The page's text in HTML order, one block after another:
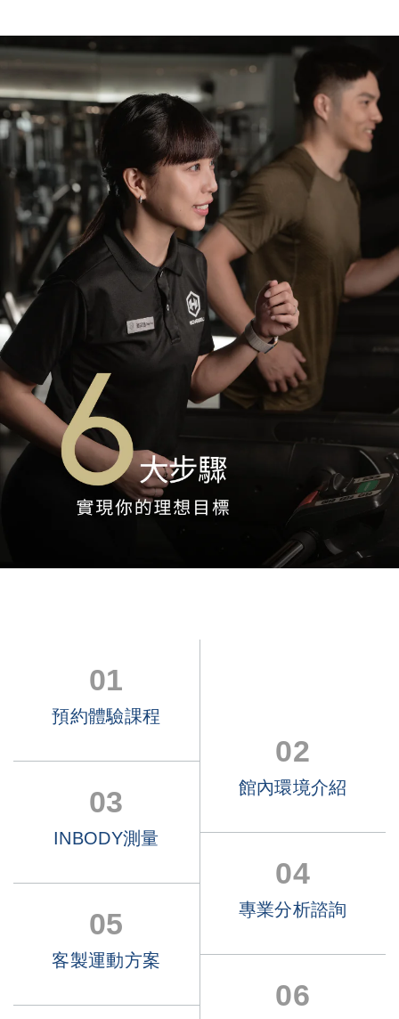
01
預約體驗課程
03
INBODY測量
05
客製運動方案
02
館內環境介紹
04
專業分析諮詢
06